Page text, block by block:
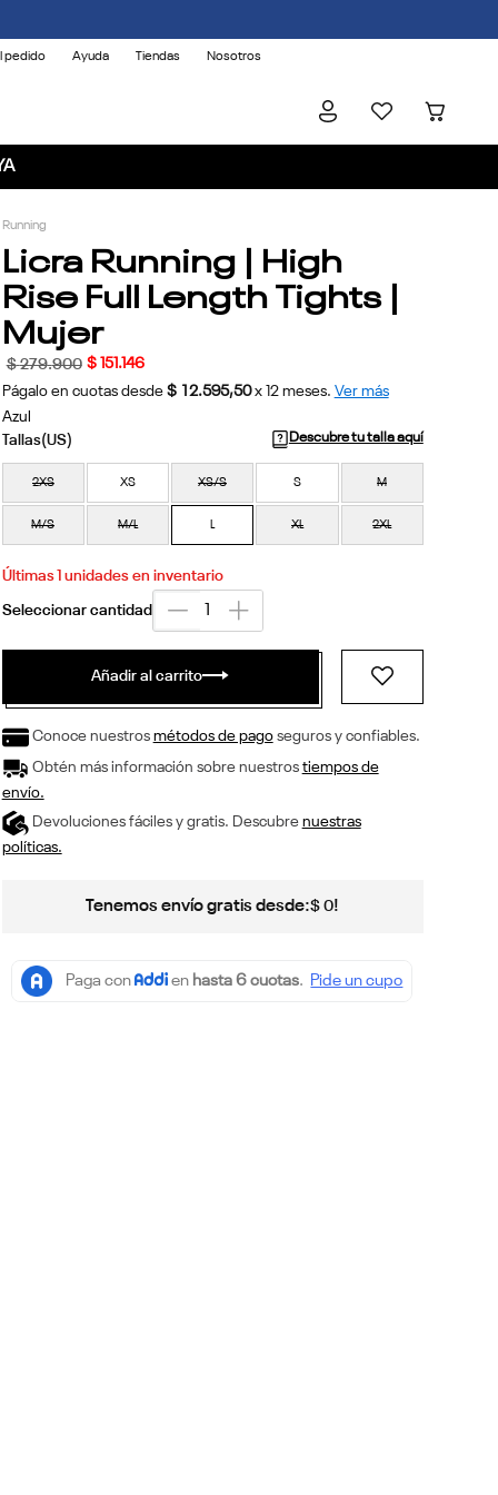
pedido Ayuda Tiendas Nosotros
Running
Licra Running | High
Rise Full Length Tights |
Mujer
$ 279.900 $ 151 .146
Págalo en cuotas desde $ 12.595,50 x 12meses. Ver más
Azul
Descubre tu talla aquí
2XS XS XS/S S M
M/S M/L L XL 2XL
Últimas unidades en inventario
Añadir al carrito
Conoce nuestros métodos de pagoseguros y confiables.
Obtén más información sobre nuestros tiempos de
envío.
Devoluciones fáciles y gratis. Descubre nuestras
políticas.
Tenemos envío gratis desde:$ 0!